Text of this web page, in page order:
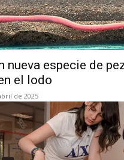
nueva especie de
el lodo
de 2025